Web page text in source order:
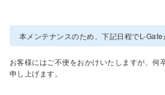
本メンテナンスのため、下記日程でL-Gate
お客様にはご不便をおかけいたしますが、何
申し上げます。